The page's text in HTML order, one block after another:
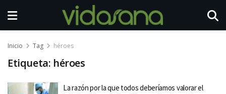
Inicio Tag héroes
Etiqueta: héroes
La razón por la que todos deberíamos valorar el